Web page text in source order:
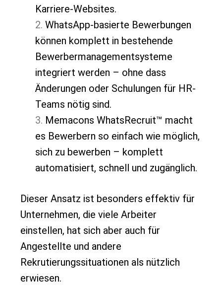
Karriere-Websites.
WhatsApp-basierte Bewerbungen
können komplett in bestehende
Bewerbermanagementsysteme
integriert werden – ohne dass
Änderungen oder Schulungen für HR-
Teams nötig sind.
Memacons WhatsRecruit™ macht
es Bewerbern so einfach wie möglich,
sich zu bewerben – komplett
automatisiert, schnell und zugänglich.
Dieser Ansatz ist besonders effektiv für
Unternehmen, die viele Arbeiter
einstellen, hat sich aber auch für
Angestellte und andere
Rekrutierungssituationen als nützlich
erwiesen.